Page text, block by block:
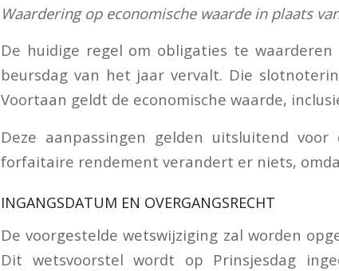
Waardering op economische waarde in plaats
De huidige regel om obligaties te
beursdag van het jaar vervalt. Die
Voortaan geldt de economische waarde,
Deze aanpassingen gelden uitsluitend
forfaitaire rendement verandert er niets,
INGANGSDATUM EN OVERGANGSRECHT
De voorgestelde wetswijziging zal worden
Dit wetsvoorstel wordt op Prinsjesdag